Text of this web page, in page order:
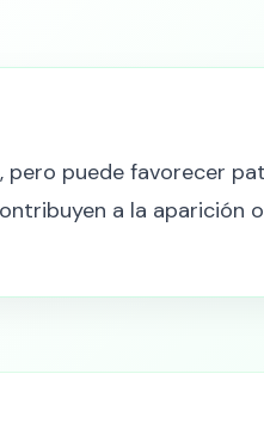
puede favorecer
a la aparición